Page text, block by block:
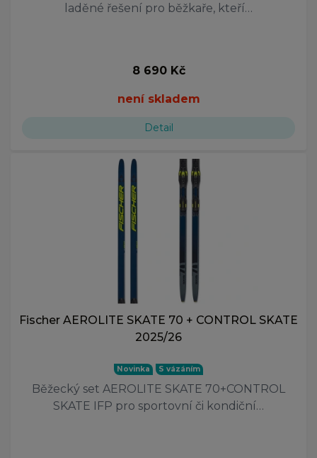
laděné řešení pro běžkaře, kteří…
8 690 Kč
není skladem
Detail
Fischer AEROLITE SKATE 70 + CONTROL SKATE
2025/26
Novinka S vázáním
Běžecký set AEROLITE SKATE 70+CONTROL
SKATE IFP pro sportovní či kondiční…